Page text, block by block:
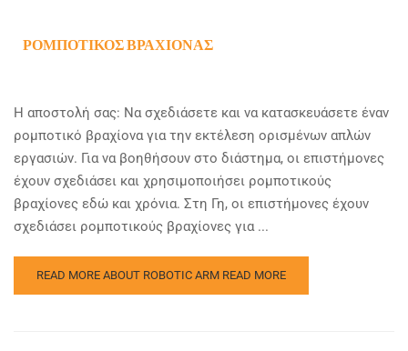
ΡΟΜΠΟΤΙΚΌΣ ΒΡΑΧΊΟΝΑΣ
Η αποστολή σας: Να σχεδιάσετε και να κατασκευάσετε έναν
ρομποτικό βραχίονα για την εκτέλεση ορισμένων απλών
εργασιών. Για να βοηθήσουν στο διάστημα, οι επιστήμονες
έχουν σχεδιάσει και χρησιμοποιήσει ρομποτικούς
βραχίονες εδώ και χρόνια. Στη Γη, οι επιστήμονες έχουν
σχεδιάσει ρομποτικούς βραχίονες για ...
READ MORE ABOUT ROBOTIC ARM READ MORE